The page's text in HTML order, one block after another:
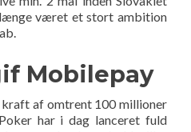
været et stort ambition
Mobilepay
kraft af omtrent 100 millioner
har i dag lanceret fuld